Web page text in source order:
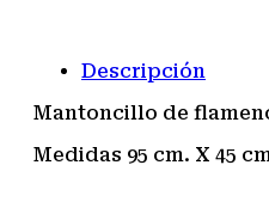
Descripción
Mantoncillo de
Medidas 95 cm. X 45